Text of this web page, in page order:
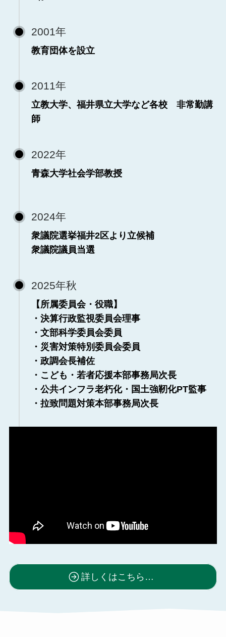
2001年
教育団体を設立
2011年
立教大学、福井県立大学など各校 非常勤講
師
2022年
青森大学社会学部教授
2024年
衆議院選挙福井2区より立候補
衆議院議員当選
2025年秋
【所属委員会・役職】
・決算行政監視委員会理事
・文部科学委員会委員
・災害対策特別委員会委員
・政調会長補佐
・こども・若者応援本部事務局次長
・公共インフラ老朽化・国土強靭化PT監事
・拉致問題対策本部事務局次長
詳しくはこちら…